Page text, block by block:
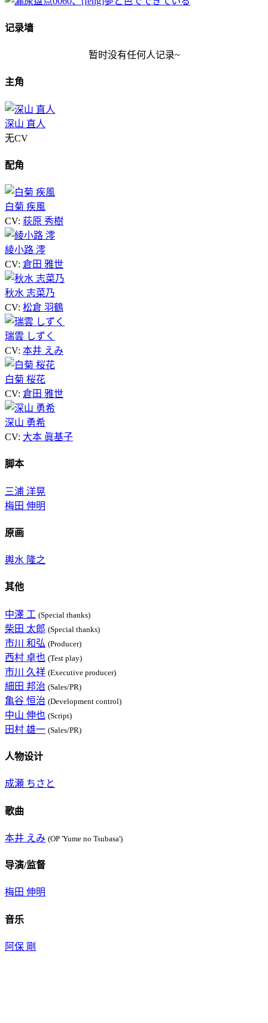
记录墙
暂时没有任何人记录~
主角
深山 直人
无CV
配角
白菊 疾風
CV: 荻原 秀樹
綾小路 澪
CV: 倉田 雅世
秋水 志菜乃
CV: 松倉 羽鶴
瑞雲 しずく
CV: 本井 えみ
白菊 桜花
CV: 倉田 雅世
深山 勇希
CV: 大本 眞基子
脚本
三浦 洋晃
梅田 伸明
原画
輿水 隆之
其他
中澤 工 (Special thanks)
柴田 太郎 (Special thanks)
市川 和弘 (Producer)
西村 卓也 (Test play)
市川 久祥 (Executive producer)
細田 邦治 (Sales/PR)
亀谷 恒治 (Development control)
中山 伸也 (Script)
田村 雄一 (Sales/PR)
人物设计
成瀬 ちさと
歌曲
本井 えみ (OP 'Yume no Tsubasa')
导演/监督
梅田 伸明
音乐
阿保 剛